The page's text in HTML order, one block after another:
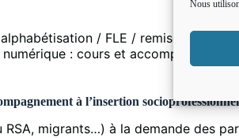
Nous
/ FLE / remise à niveau)
: cours et accompagnement
à l’insertion
RSA, migrants…) à la demande des